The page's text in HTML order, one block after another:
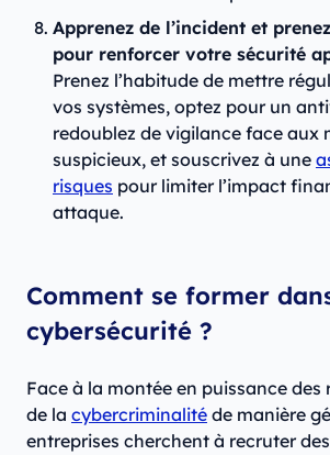
Apprenez de l’incident et
pour renforcer votre sécurité
Prenez l’habitude de mettre
vos systèmes, optez pour un
redoublez de vigilance face aux
suspicieux, et souscrivez à une
risques pour limiter l’impact
attaque.
Comment se former
cybersécurité ?
Face à la montée en puissance des
de la cybercriminalité de manière
entreprises cherchent à recruter